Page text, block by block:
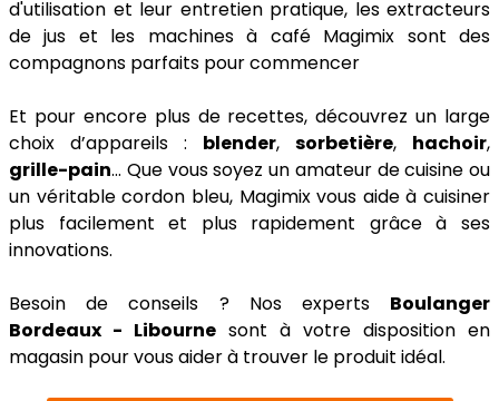
d'utilisation et leur entretien pratique, les extracteurs
de jus et les machines à café Magimix sont des
compagnons parfaits pour commencer
Et pour encore plus de recettes, découvrez un large
choix d’appareils : blender, sorbetière, hachoir,
grille-pain... Que vous soyez un amateur de cuisine ou
un véritable cordon bleu, Magimix vous aide à cuisiner
plus facilement et plus rapidement grâce à ses
innovations.
Besoin de conseils ? Nos experts Boulanger
Bordeaux - Libourne sont à votre disposition en
magasin pour vous aider à trouver le produit idéal.